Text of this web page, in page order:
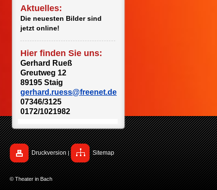
Aktuelles:
Die neuesten Bilder sind
jetzt online!
Hier finden Sie uns:
Gerhard Rueß
Greutweg 12
89195 Staig
gerhard.ruess@freenet.de
07346/3125
0172/1021982
Druckversion | Sitemap
© Theater in Bach